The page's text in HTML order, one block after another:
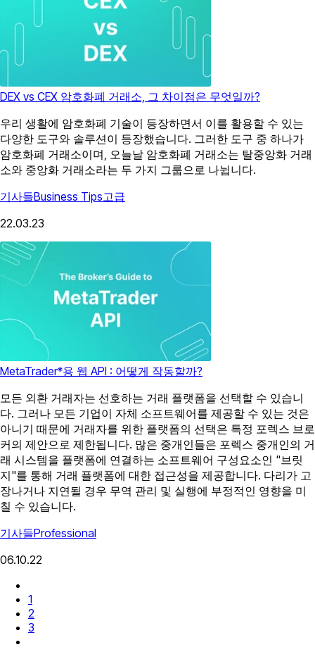
DEX vs CEX 암호화폐 거래소, 그 차이점은 무엇일까?
우리 생활에 암호화폐 기술이 등장하면서 이를 활용할 수 있는
다양한 도구와 솔루션이 등장했습니다. 그러한 도구 중 하나가
암호화폐 거래소이며, 오늘날 암호화폐 거래소는 탈중앙화 거래
소와 중앙화 거래소라는 두 가지 그룹으로 나뉩니다.
기사들Business Tips고급
22.03.23
MetaTrader*용 웹 API : 어떻게 작동할까?
모든 외환 거래자는 선호하는 거래 플랫폼을 선택할 수 있습니
다. 그러나 모든 기업이 자체 소프트웨어를 제공할 수 있는 것은
아니기 때문에 거래자를 위한 플랫폼의 선택은 특정 포렉스 브로
커의 제안으로 제한됩니다. 많은 중개인들은 포렉스 중개인의 거
래 시스템을 플랫폼에 연결하는 소프트웨어 구성요소인 "브릿
지"를 통해 거래 플랫폼에 대한 접근성을 제공합니다. 다리가 고
장나거나 지연될 경우 무역 관리 및 실행에 부정적인 영향을 미
칠 수 있습니다.
기사들Professional
06.10.22
1
2
3